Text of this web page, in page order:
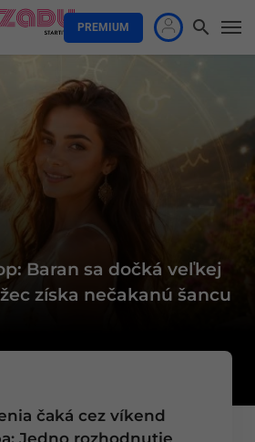
PREMIUM
Baran sa dočká veľkej
získa nečakanú šancu
čaká cez víkend
Jedno rozhodnutie